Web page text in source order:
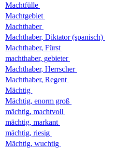
Machtfülle
Machtgebiet
Machthaber
Machthaber, Diktator (spanisch)
Machthaber, Fürst
machthaber, gebieter
Machthaber, Herrscher
Machthaber, Regent
Mächtig
Mächtig, enorm groß
mächtig, machtvoll
mächtig, markant
mächtig, riesig
Mächtig, wuchtig